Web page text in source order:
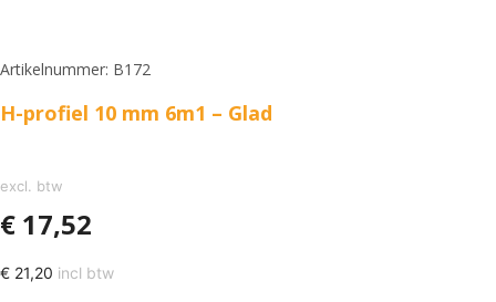
Artikelnummer: B172
H-profiel 10 mm 6m1 – Glad
excl. btw
€ 17,52
€ 21,20 incl btw